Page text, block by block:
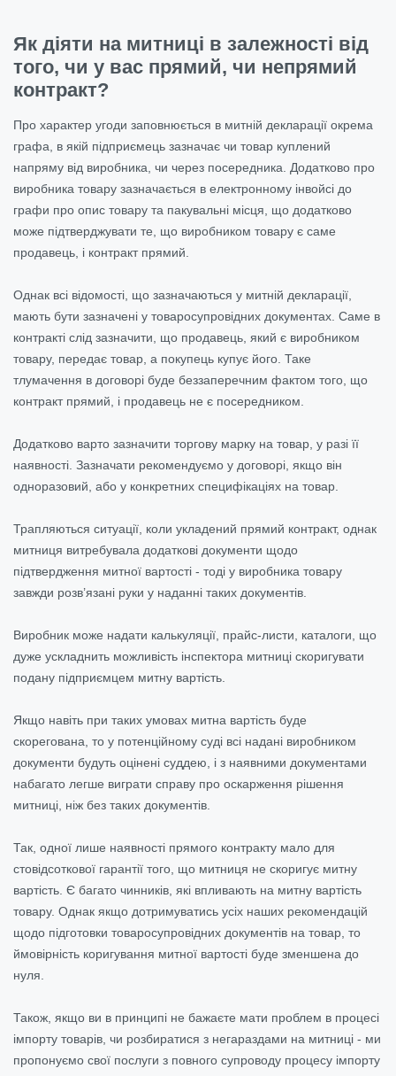
Як діяти на митниці в залежності від
того, чи у вас прямий, чи непрямий
контракт?
Про характер угоди заповнюється в митній декларації окрема
графа, в якій підприємець зазначає чи товар куплений
напряму від виробника, чи через посередника. Додатково про
виробника товару зазначається в електронному інвойсі до
графи про опис товару та пакувальні місця, що додатково
може підтверджувати те, що виробником товару є саме
продавець, і контракт прямий.
Однак всі відомості, що зазначаються у митній декларації,
мають бути зазначені у товаросупровідних документах. Саме в
контракті слід зазначити, що продавець, який є виробником
товару, передає товар, а покупець купує його. Таке
тлумачення в договорі буде беззаперечним фактом того, що
контракт прямий, і продавець не є посередником.
Додатково варто зазначити торгову марку на товар, у разі її
наявності. Зазначати рекомендуємо у договорі, якщо він
одноразовий, або у конкретних специфікаціях на товар.
Трапляються ситуації, коли укладений прямий контракт, однак
митниця витребувала додаткові документи щодо
підтвердження митної вартості - тоді у виробника товару
завжди розв’язані руки у наданні таких документів.
Виробник може надати калькуляції, прайс-листи, каталоги, що
дуже ускладнить можливість інспектора митниці скоригувати
подану підприємцем митну вартість.
Якщо навіть при таких умовах митна вартість буде
скорегована, то у потенційному суді всі надані виробником
документи будуть оцінені суддею, і з наявними документами
набагато легше виграти справу про оскарження рішення
митниці, ніж без таких документів.
Так, одної лише наявності прямого контракту мало для
стовідсоткової гарантії того, що митниця не скоригує митну
вартість. Є багато чинників, які впливають на митну вартість
товару. Однак якщо дотримуватись усіх наших рекомендацій
щодо підготовки товаросупровідних документів на товар, то
ймовірність коригування митної вартості буде зменшена до
нуля.
Також, якщо ви в принципі не бажаєте мати проблем в процесі
імпорту товарів, чи розбиратися з негараздами на митниці - ми
пропонуємо свої послуги з повного супроводу процесу імпорту